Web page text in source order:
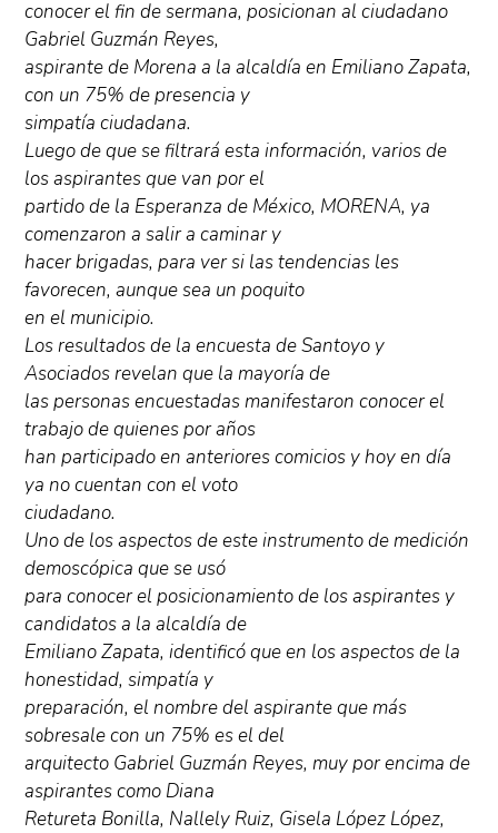
conocer el fin de sermana, posicionan al ciudadano
Gabriel Guzmán Reyes,
aspirante de Morena a la alcaldía en Emiliano Zapata,
con un 75% de presencia y
simpatía ciudadana.
Luego de que se filtrará esta información, varios de
los aspirantes que van por el
partido de la Esperanza de México, MORENA, ya
comenzaron a salir a caminar y
hacer brigadas, para ver si las tendencias les
favorecen, aunque sea un poquito
en el municipio.
Los resultados de la encuesta de Santoyo y
Asociados revelan que la mayoría de
las personas encuestadas manifestaron conocer el
trabajo de quienes por años
han participado en anteriores comicios y hoy en día
ya no cuentan con el voto
ciudadano.
Uno de los aspectos de este instrumento de medición
demoscópica que se usó
para conocer el posicionamiento de los aspirantes y
candidatos a la alcaldía de
Emiliano Zapata, identificó que en los aspectos de la
honestidad, simpatía y
preparación, el nombre del aspirante que más
sobresale con un 75% es el del
arquitecto Gabriel Guzmán Reyes, muy por encima de
aspirantes como Diana
Retureta Bonilla, Nallely Ruiz, Gisela López López,